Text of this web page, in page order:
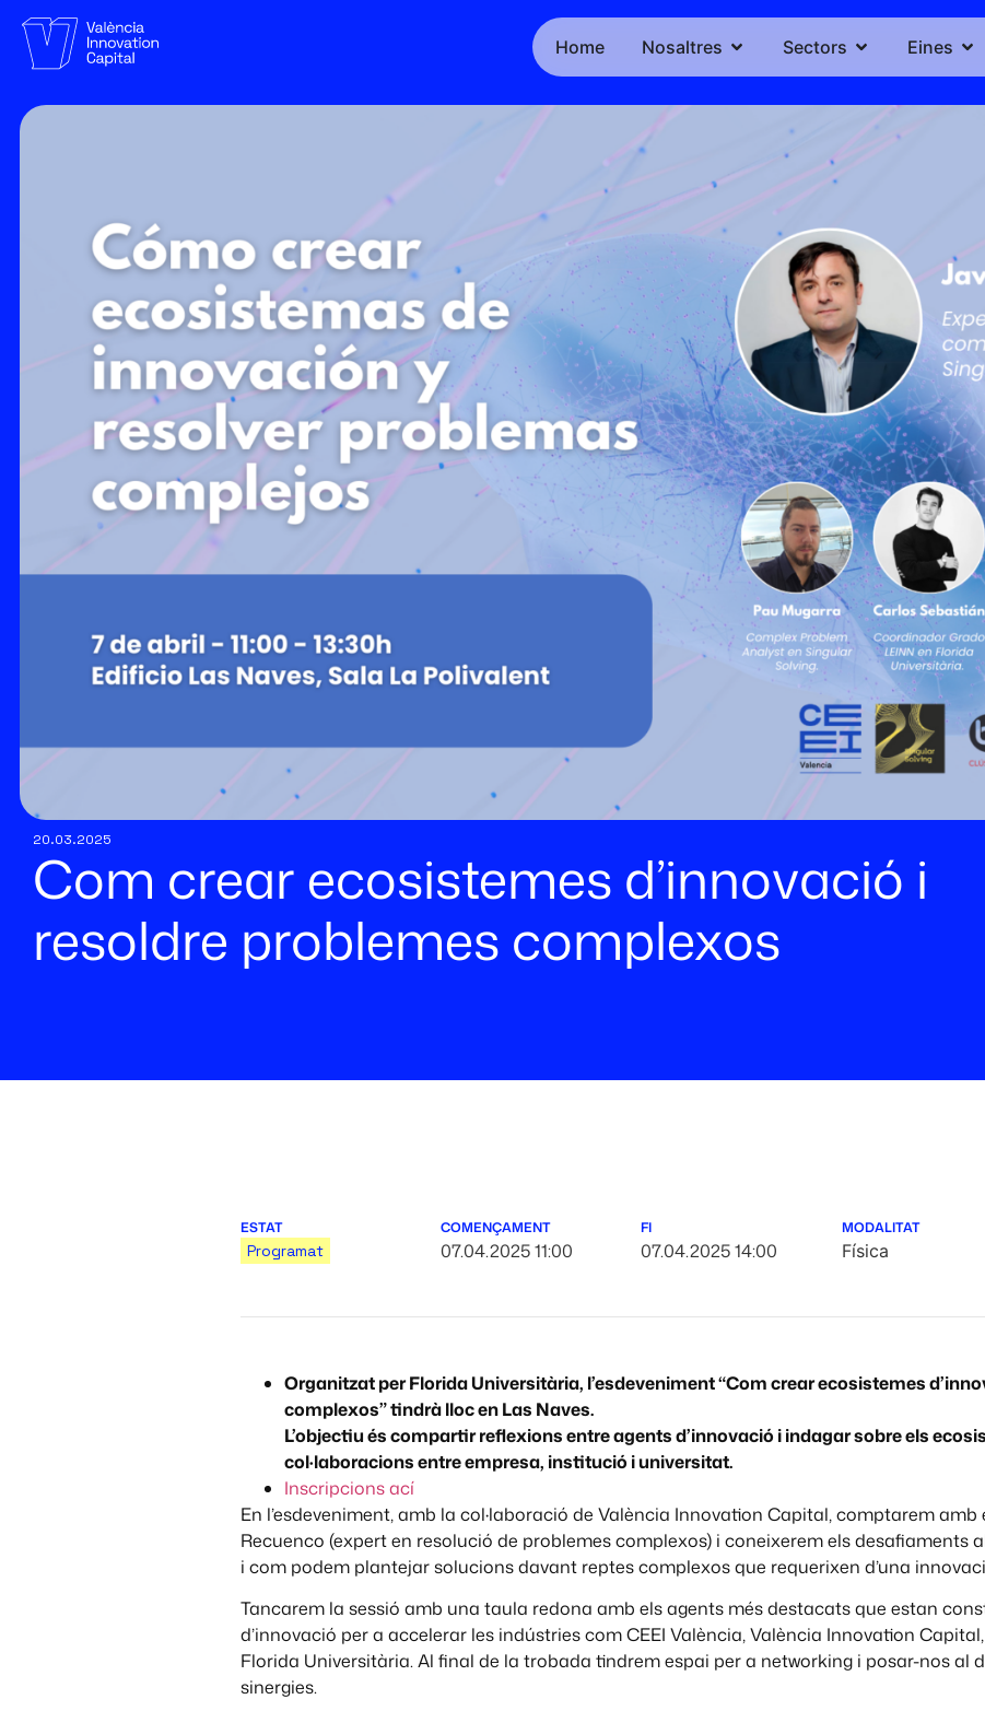
Home Nosaltres Sectors Eines
20.03.2025
Com crear ecosistemes d’innovació i
resoldre problemes complexos
ESTAT
Programat
COMENÇAMENT
07.04.2025 11:00
FI
07.04.2025 14:00
MODALITAT
Física
Organitzat per Florida Universitària, l’esdeveniment “Com crear ecosistemes
complexos” tindrà lloc en Las Naves.
L’objectiu és compartir reflexions entre agents d’innovació i indagar sobre els
col·laboracions entre empresa, institució i universitat.
Inscripcions ací
En l’esdeveniment, amb la col·laboració de València Innovation Capital, comptarem amb
Recuenco (expert en resolució de problemes complexos) i coneixerem els desafiaments
i com podem plantejar solucions davant reptes complexos que requerixen d’una
Tancarem la sessió amb una taula redona amb els agents més destacats que estan
d’innovació per a accelerar les indústries com CEEI València, València Innovation
Florida Universitària. Al final de la trobada tindrem espai per a networking i posar-nos al
sinergies.